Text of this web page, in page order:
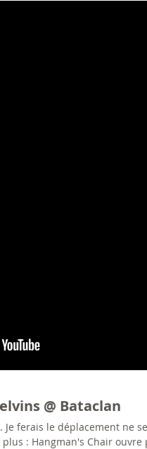
@ Bataclan
Je ferais le déplacement
: Hangman's Chair